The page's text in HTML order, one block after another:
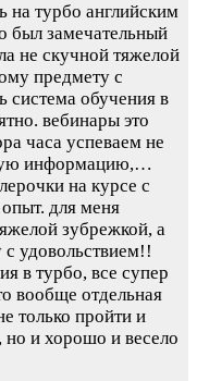
на турбо английским
был замечательный
не скучной тяжелой
предмету с
система обучения в
вебинары это
часа успеваем не
информацию,…
на курсе с
для меня
зубрежкой, а
удовольствием!!
в турбо, все супер
вообще отдельная
только пройти и
и хорошо и весело